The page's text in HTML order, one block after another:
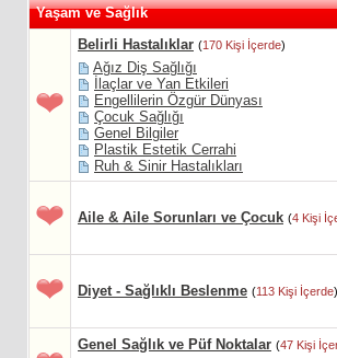
Yaşam ve Sağlık
Belirli Hastalıklar (170 Kişi İçerde)
Ağız Diş Sağlığı
İlaçlar ve Yan Etkileri
Engellilerin Özgür Dünyası
Çocuk Sağlığı
Genel Bilgiler
Plastik Estetik Cerrahi
Ruh & Sinir Hastalıkları
Aile & Aile Sorunları ve Çocuk (4 Kişi
Diyet - Sağlıklı Beslenme (113 Kişi İçerde)
Genel Sağlık ve Püf Noktalar (47 Kişi